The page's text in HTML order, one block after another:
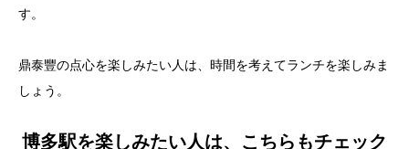
す。
鼎泰豐の点心を楽しみたい人は、時間を考えてランチを楽しみま
しょう。
博多駅を楽しみたい人は、こちらもチェック